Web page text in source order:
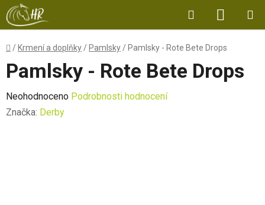
Přejít
na
obsah
Hledat
KOŠÍK
Domů
/ Krmení a doplňky / Pamlsky / Pamlsky - Rote Bete Drops
Pamlsky - Rote Bete Drops
Průměrné
hodnocení
Neohodnoceno Podrobnosti hodnocení
Značka: Derby